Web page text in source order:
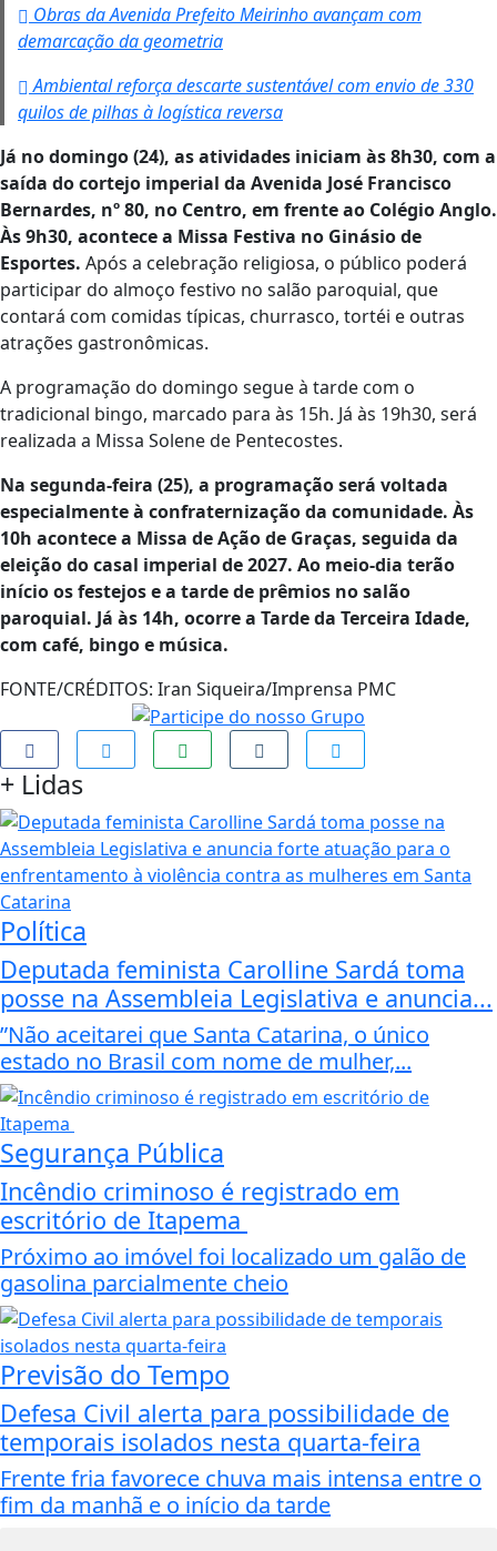
Obras da Avenida Prefeito Meirinho avançam com
demarcação da geometria
Ambiental reforça descarte sustentável com envio de 330
quilos de pilhas à logística reversa
Já no domingo (24), as atividades iniciam às 8h30, com a
saída do cortejo imperial da Avenida José Francisco
Bernardes, nº 80, no Centro, em frente ao Colégio Anglo.
Às 9h30, acontece a Missa Festiva no Ginásio de
Esportes. Após a celebração religiosa, o público poderá
participar do almoço festivo no salão paroquial, que
contará com comidas típicas, churrasco, tortéi e outras
atrações gastronômicas.
A programação do domingo segue à tarde com o
tradicional bingo, marcado para às 15h. Já às 19h30, será
realizada a Missa Solene de Pentecostes.
Na segunda-feira (25), a programação será voltada
especialmente à confraternização da comunidade. Às
10h acontece a Missa de Ação de Graças, seguida da
eleição do casal imperial de 2027. Ao meio-dia terão
início os festejos e a tarde de prêmios no salão
paroquial. Já às 14h, ocorre a Tarde da Terceira Idade,
com café, bingo e música.
FONTE/CRÉDITOS: Iran Siqueira/Imprensa PMC
+ Lidas
Política
Deputada feminista Carolline Sardá toma
posse na Assembleia Legislativa e anuncia...
”Não aceitarei que Santa Catarina, o único
estado no Brasil com nome de mulher,...
Segurança Pública
Incêndio criminoso é registrado em
escritório de Itapema
Próximo ao imóvel foi localizado um galão de
gasolina parcialmente cheio
Previsão do Tempo
Defesa Civil alerta para possibilidade de
temporais isolados nesta quarta-feira
Frente fria favorece chuva mais intensa entre o
fim da manhã e o início da tarde